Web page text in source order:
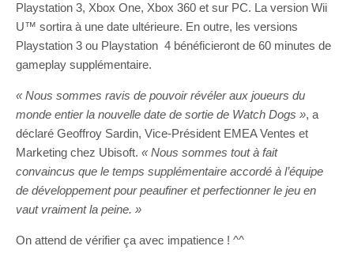
Playstation 3, Xbox One, Xbox 360 et sur PC. La version Wii
U™ sortira à une date ultérieure. En outre, les versions
Playstation 3 ou Playstation 4 bénéficieront de 60 minutes de
gameplay supplémentaire.
« Nous sommes ravis de pouvoir révéler aux joueurs du
monde entier la nouvelle date de sortie de Watch Dogs », a
déclaré Geoffroy Sardin, Vice-Président EMEA Ventes et
Marketing chez Ubisoft. « Nous sommes tout à fait
convaincus que le temps supplémentaire accordé à l’équipe
de développement pour peaufiner et perfectionner le jeu en
vaut vraiment la peine. »
On attend de vérifier ça avec impatience ! ^^